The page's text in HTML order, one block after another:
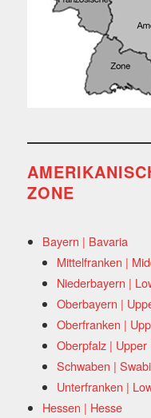
ZONE
Bayern | Bavaria
Mittelfranken |
Niederbayern |
Oberbayern |
Oberfranken |
Oberpfalz | Upper
Schwaben |
Unterfranken |
Hessen | Hesse